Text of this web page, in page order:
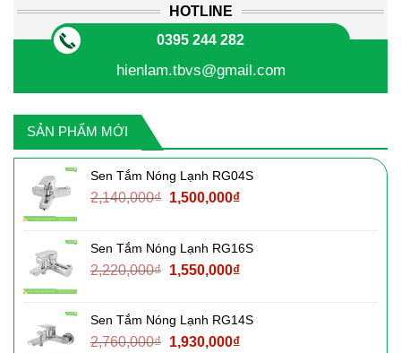
HOTLINE
0395 244 282
hienlam.tbvs@gmail.com
SẢN PHẨM MỚI
Sen Tắm Nóng Lạnh RG04S
2,140,000₫ Giá
2,140,000₫.
1,500,000₫Giá
là:
1,500,000₫.
Sen Tắm Nóng Lạnh RG16S
2,220,000₫ Giá
2,220,000₫.
1,550,000₫Giá
là:
1,550,000₫.
Sen Tắm Nóng Lạnh RG14S
2,760,000₫ Giá
1,930,000₫Giá